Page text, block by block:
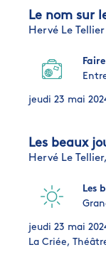
Le nom sur
Hervé Le Tellier
jeudi 23 mai
Les beaux
Hervé Le Tellier,
Les
jeudi 23 mai
La Criée,